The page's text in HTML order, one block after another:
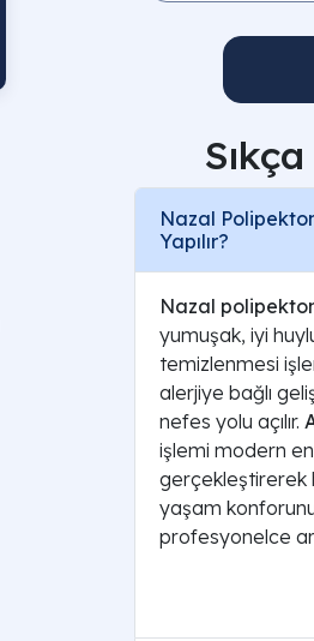
Nazal
Yapılır?
Nazal
yumuşak, iyi
temizlenmesi
alerjiye bağlı
nefes yolu açılır.
işlemi modern
gerçekleştirerek
yaşam
profesyonelce